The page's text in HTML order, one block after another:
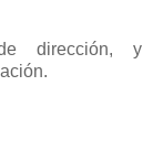
dirección, y